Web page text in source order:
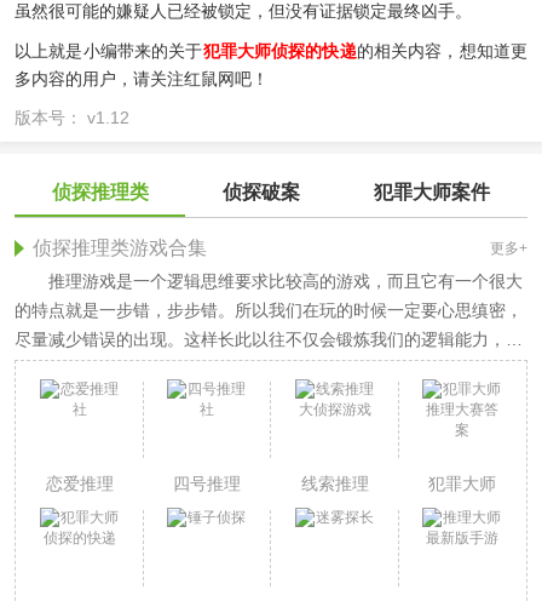
虽然很可能的嫌疑人已经被锁定，但没有证据锁定最终凶手。
以上就是小编带来的关于犯罪大师侦探的快递的相关内容，想知道更
多内容的用户，请关注红鼠网吧！
版本号： v1.12
侦探推理类 侦探破案 犯罪大师案件
侦探推理类游戏合集 更多+
推理游戏是一个逻辑思维要求比较高的游戏，而且它有一个很大
的特点就是一步错，步步错。所以我们在玩的时候一定要心思缜密，
尽量减少错误的出现。这样长此以往不仅会锻炼我们的逻辑能力，还
能使玩家在生活中变得更加细心、认真。
恋爱推理
社
四号推理
社
线索推理
大侦探游
犯罪大师
推理大赛
答案